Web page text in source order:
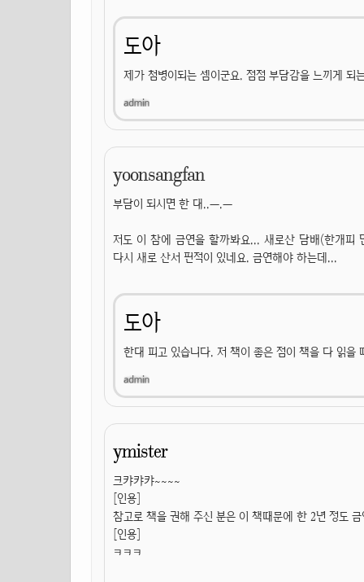
도아
제가 첨병이되는 셈이군요. 점점 부담감을 느끼게 되
yoonsangfan
부담이 되시면 한 대..ㅡ.ㅡ
저도 이 참에 금연을 할까봐요... 새로산 담배(한개피
다시 새로 산서 핀적이 있네요. 금연해야 하는데...
도아
한대 피고 있습니다. 저 책이 좋은 점이 책을 다 읽
ymister
크캬캬캬~~~~
[인용]
참고로 책을 권해 주신 분은 이 책때문에 한 2년 정도
[인용]
ㅋㅋㅋ